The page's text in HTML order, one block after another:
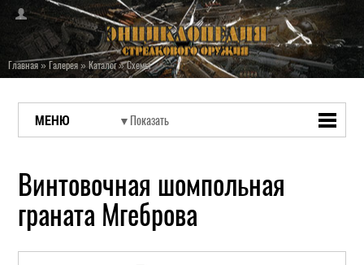
Главная»Галерея»Каталог»Схемы
МЕНЮ
Винтовочная шомпольная
граната Мгеброва